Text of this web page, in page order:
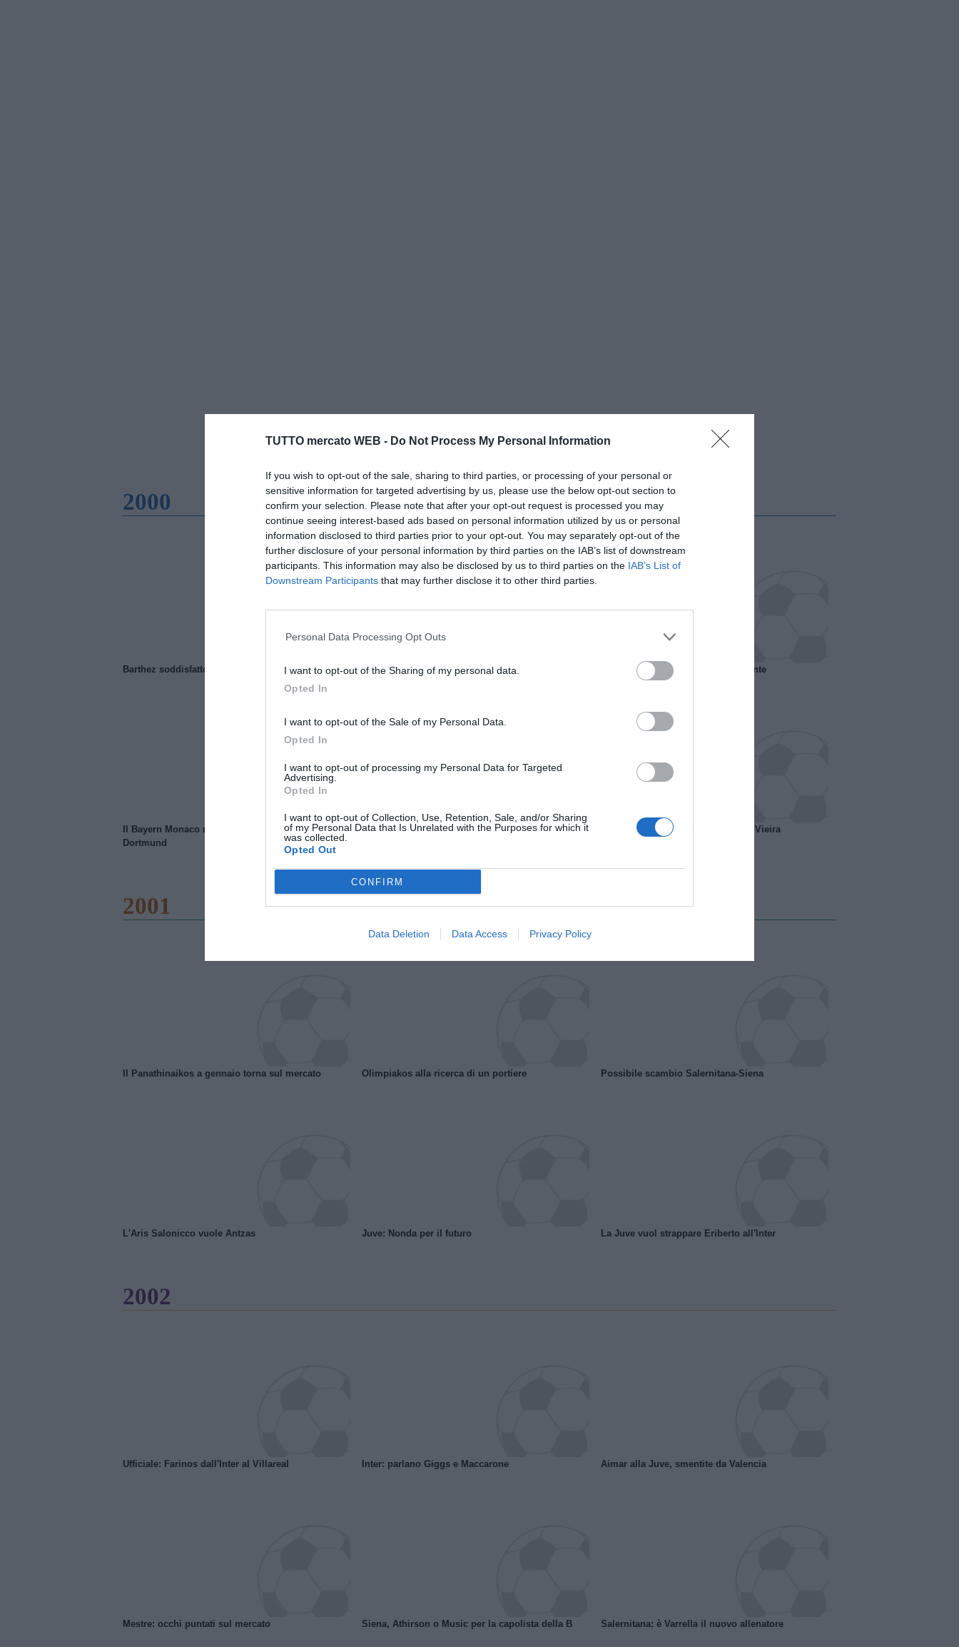
TUTTO mercato WEB - Do Not Process My Personal Information
If you wish to opt-out of the sale, sharing to third parties, or processing of your personal or
sensitive information for targeted advertising by us, please use the below opt-out section to
confirm your selection. Please note that after your opt-out request is processed you may
continue seeing interest-based ads based on personal information utilized by us or personal
information disclosed to third parties prior to your opt-out. You may separately opt-out of the
further disclosure of your personal information by third parties on the IAB’s list of downstream
participants. This information may also be disclosed by us to third parties on the IAB’s List of
Downstream Participants that may further disclose it to other third parties.
Personal Data Processing Opt Outs
I want to opt-out of the Sharing of my personal data.
Opted In
I want to opt-out of the Sale of my Personal Data.
Opted In
I want to opt-out of processing my Personal Data for Targeted
Advertising.
Opted In
I want to opt-out of Collection, Use, Retention, Sale, and/or Sharing
of my Personal Data that Is Unrelated with the Purposes for which it
was collected.
Opted Out
CONFIRM
Data Deletion Data Access Privacy Policy
2000
Barthez soddisfatto del Manchester United Il Rayo Vallecano spinge per Zamorano Francia, il Marsiglia senza presidente
Il Bayern Monaco ridimensiona il Borussia
Dortmund
Wiltord vuole giocare A gennaio ipotesi scambio Davids-Vieira
2001
Il Panathinaikos a gennaio torna sul mercato Olimpiakos alla ricerca di un portiere Possibile scambio Salernitana-Siena
L'Aris Salonicco vuole Antzas Juve: Nonda per il futuro La Juve vuol strappare Eriberto all'Inter
2002
Ufficiale: Farinos dall'Inter al Villareal Inter: parlano Giggs e Maccarone Aimar alla Juve, smentite da Valencia
Mestre: occhi puntati sul mercato Siena, Athirson o Music per la capolista della B Salernitana: è Varrella il nuovo allenatore